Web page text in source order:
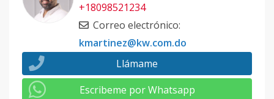
+18098521234
Correo electrónico:
kmartinez@kw.com.do
Llámame
Escribeme por Whatsapp